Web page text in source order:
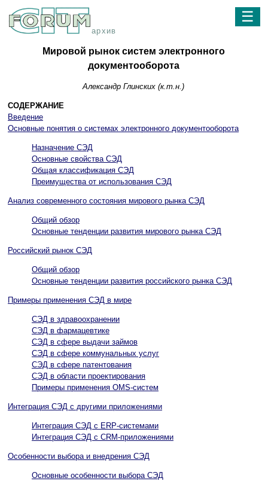
архив
☰
Мировой рынок систем электронного
документооборота
Александр Глинских (к.т.н.)
СОДЕРЖАНИЕ
Введение
Основные понятия о системах электронного документооборота
Назначение СЭД
Основные свойства СЭД
Общая классификация СЭД
Преимущества от использования СЭД
Анализ современного состояния мирового рынка СЭД
Общий обзор
Основные тенденции развития мирового рынка СЭД
Российский рынок СЭД
Общий обзор
Основные тенденции развития российского рынка СЭД
Примеры применения CЭД в мире
СЭД в здравоохранении
СЭД в фармацевтике
CЭД в сфере выдачи займов
СЭД в сфере коммунальных услуг
CЭД в сфере патентования
СЭД в области проектирования
Примеры применения OMS-систем
Интеграция СЭД с другими приложениями
Интеграция СЭД с ERP-системами
Интеграция СЭД с CRM-приложениями
Особенности выбора и внедрения СЭД
Основные особенности выбора СЭД